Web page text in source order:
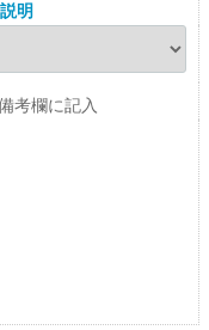
明
考欄に記入